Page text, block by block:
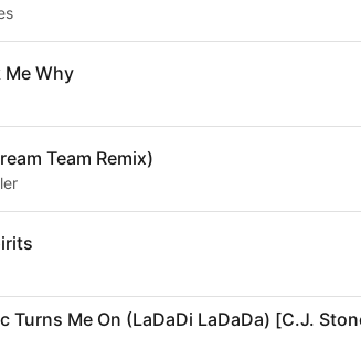
Me Why
Team Remix)
Turns Me On (LaDaDi LaDaDa) [C.J.